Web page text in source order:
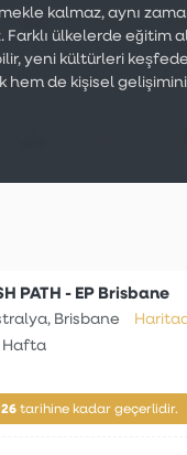
kalmaz, aynı
Farklı ülkelerde eğitim
yeni kültürleri
hem de kişisel
PATH - EP Brisbane
Brisbane
Hafta
tarihine kadar geçerlidir.